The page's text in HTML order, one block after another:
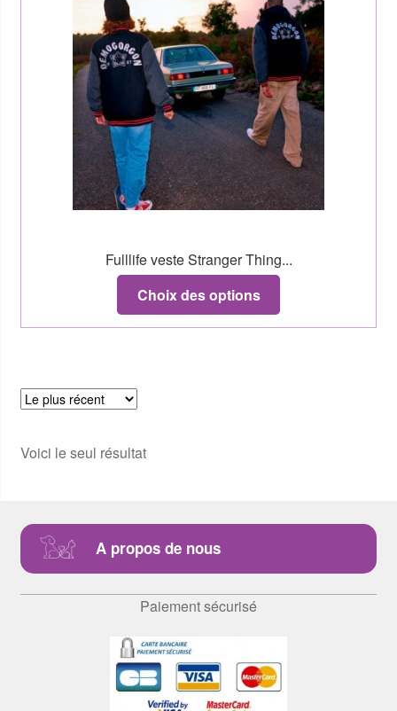
Fulllife veste Stranger Thing...
Choix des options
Voici le seul résultat
A propos de nous
Paiement sécurisé